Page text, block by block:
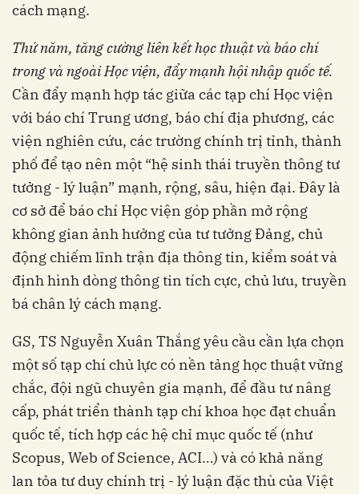
cách mạng.
Thứ năm, tăng cường liên kết học thuật và báo chí
trong và ngoài Học viện, đẩy mạnh hội nhập quốc tế.
Cần đẩy mạnh hợp tác giữa các tạp chí Học viện
với báo chí Trung ương, báo chí địa phương, các
viện nghiên cứu, các trường chính trị tỉnh, thành
phố để tạo nên một “hệ sinh thái truyền thông tư
tưởng - lý luận” mạnh, rộng, sâu, hiện đại. Đây là
cơ sở để báo chí Học viện góp phần mở rộng
không gian ảnh hưởng của tư tưởng Đảng, chủ
động chiếm lĩnh trận địa thông tin, kiểm soát và
định hình dòng thông tin tích cực, chủ lưu, truyền
bá chân lý cách mạng.
GS, TS Nguyễn Xuân Thắng yêu cầu cần lựa chọn
một số tạp chí chủ lực có nền tảng học thuật vững
chắc, đội ngũ chuyên gia mạnh, để đầu tư nâng
cấp, phát triển thành tạp chí khoa học đạt chuẩn
quốc tế, tích hợp các hệ chỉ mục quốc tế (như
Scopus, Web of Science, ACI…) và có khả năng
lan tỏa tư duy chính trị - lý luận đặc thù của Việt